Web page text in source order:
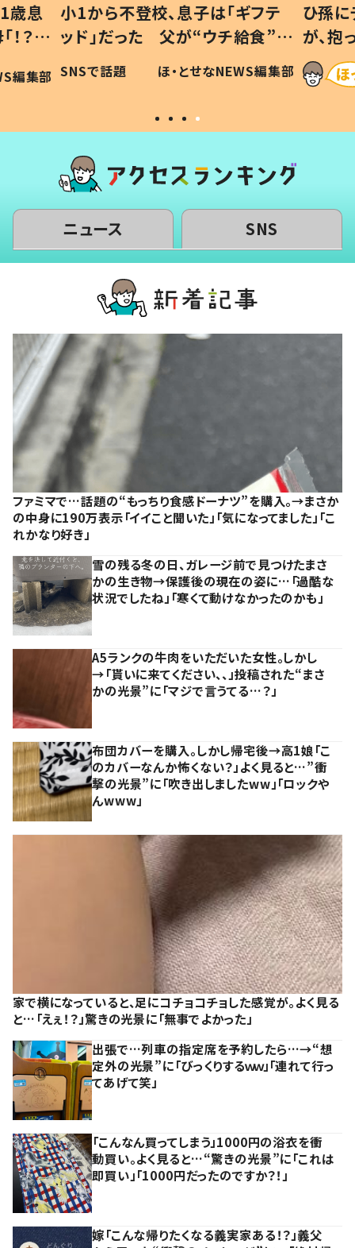
フテ
食”を
編集部
ひ孫にデレデレな80歳じいじ
が、抱っこすると…ひ孫の反応に
「涙が出ました」「可愛くて仕方な
い」
ほ・とせなNEWS編集部
ニュース SNS
ファミマで…話題の“もっちり食感ドーナツ”を購入。→まさか
の中身に190万表示「イイこと聞いた」「気になってました」「こ
れかなり好き」
雪の残る冬の日、ガレージ前で見つけたまさ
かの生き物→保護後の現在の姿に…「過酷な
状況でしたね」「寒くて動けなかったのかも」
A5ランクの牛肉をいただいた女性。しかし
→「貰いに来てください、、」投稿された“まさ
かの光景”に「マジで言うてる…？」
布団カバーを購入。しかし帰宅後→高1娘「こ
のカバーなんか怖くない？」よく見ると…”衝
撃の光景”に「吹き出しましたww」「ロックや
んwww」
家で横になっていると、足にコチョコチョした感覚が。よく見る
と…「えぇ！？」驚きの光景に「無事でよかった」
出張で…列車の指定席を予約したら…→“想
定外の光景”に「びっくりするｗｗ」「連れて行っ
てあげて笑」
「こんなん買ってしまう」1000円の浴衣を衝
動買い。よく見ると…“驚きの光景”に「これは
即買い」「1000円だったのですか？！」
嫁「こんな帰りたくなる義実家ある！？」義父